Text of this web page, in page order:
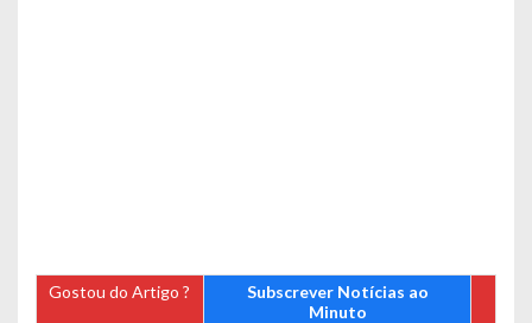
Gostou do Artigo ?
Subscrever Notícias ao
Minuto